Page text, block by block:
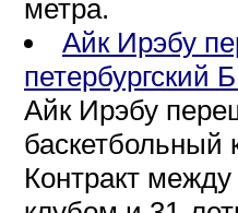
метра.
Айк Ирэбу
петербургский
Айк Ирэбу
баскетбольный
Контракт между